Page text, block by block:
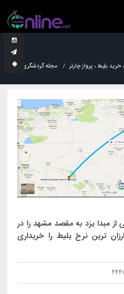
خرید بلیط ، پرواز چارتر مجله گردشگری
از مبدا یزد به مقصد مشهد را در
ترین نرخ بلیط را خریداری
4441